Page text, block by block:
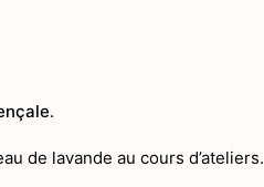
.
de lavande au cours d’ateliers.